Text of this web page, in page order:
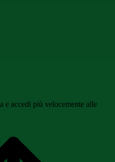
e accedi più velocemente alle